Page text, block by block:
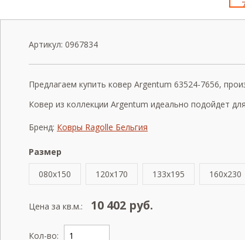
Артикул: 0967834
Предлагаем купить ковер Argentum 63524-7656,
Ковер из коллекции Argentum идеально подойдет
Бренд: Ковры Ragolle Бельгия
Размер
080x150
120x170 133x195 160x230
Цена за кв.м.: 10 402 руб.
Кол-во: